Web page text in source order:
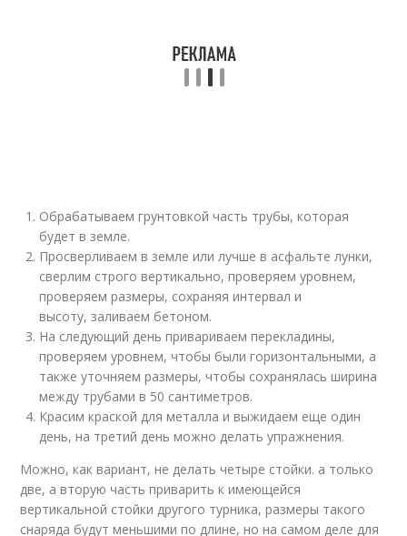
Обрабатываем грунтовкой часть трубы, которая
будет в земле.
Просверливаем в земле или лучше в асфальте лунки,
сверлим строго вертикально, проверяем уровнем,
проверяем размеры, сохраняя интервал и
высоту, заливаем бетоном.
На следующий день привариваем перекладины,
проверяем уровнем, чтобы были горизонтальными, а
также уточняем размеры, чтобы сохранялась ширина
между трубами в 50 сантиметров.
Красим краской для металла и выжидаем еще один
день, на третий день можно делать упражнения.
Можно, как вариант, не делать четыре стойки. а только
две, а вторую часть приварить к имеющейся
вертикальной стойки другого турника, размеры такого
снаряда будут меньшими по длине, но на самом деле для